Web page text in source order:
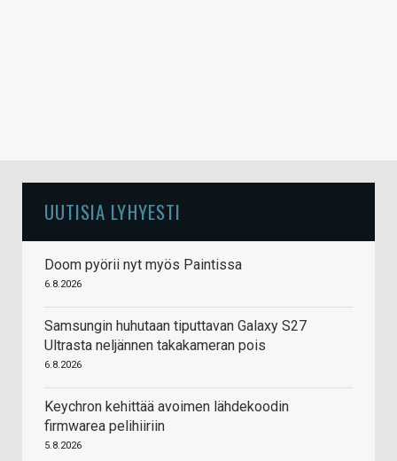
UUTISIA LYHYESTI
Doom pyörii nyt myös Paintissa
6.8.2026
Samsungin huhutaan tiputtavan Galaxy S27
Ultrasta neljännen takakameran pois
6.8.2026
Keychron kehittää avoimen lähdekoodin
firmwarea pelihiiriin
5.8.2026